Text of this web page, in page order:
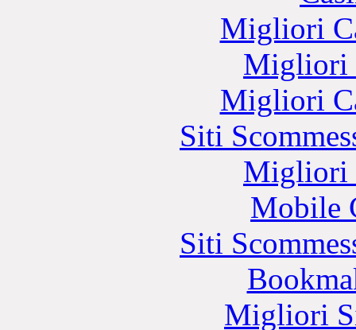
Migliori
Migliori
Migliori
Siti
Migliori
Mobile
Siti
Migliori